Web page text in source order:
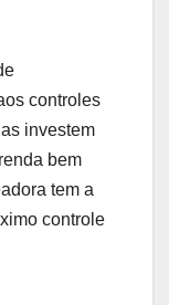
controles
investem
bem
tem a
controle